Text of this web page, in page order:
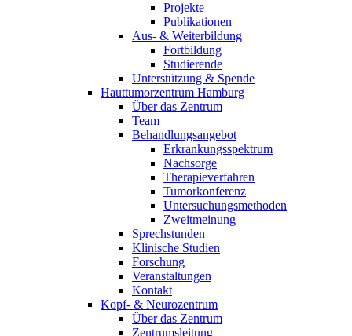
Projekte
Publikationen
Aus- & Weiterbildung
Fortbildung
Studierende
Unterstützung & Spende
Hauttumorzentrum Hamburg
Über das Zentrum
Team
Behandlungsangebot
Erkrankungsspektrum
Nachsorge
Therapieverfahren
Tumorkonferenz
Untersuchungsmethoden
Zweitmeinung
Sprechstunden
Klinische Studien
Forschung
Veranstaltungen
Kontakt
Kopf- & Neurozentrum
Über das Zentrum
Zentrumsleitung